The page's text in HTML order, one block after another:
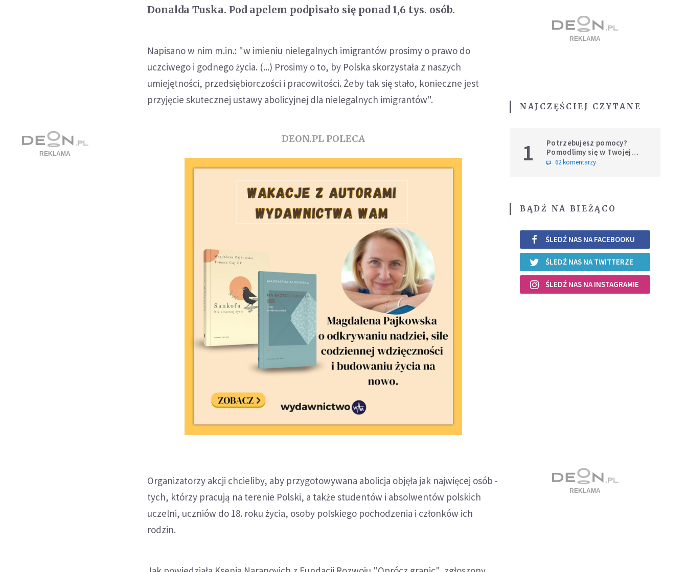
Donalda Tuska. Pod apelem podpisało się ponad 1,6 tys. osób.
Napisano w nim m.in.: "w imieniu nielegalnych imigrantów prosimy o prawo do
uczciwego i godnego życia. (...) Prosimy o to, by Polska skorzystała z naszych
umiejętności, przedsiębiorczości i pracowitości. Żeby tak się stało, konieczne jest
przyjęcie skutecznej ustawy abolicyjnej dla nielegalnych imigrantów".
DEON.PL POLECA
Organizatorzy akcji chcieliby, aby przygotowywana abolicja objęła jak najwięcej osób -
tych, którzy pracują na terenie Polski, a także studentów i absolwentów polskich
uczelni, uczniów do 18. roku życia, osoby polskiego pochodzenia i członków ich
rodzin.
NAJCZĘŚCIEJ CZYTANE
1
Potrzebujesz pomocy?
Pomodlimy się w Twojej
intencji
62 komentarzy
BĄDŹ NA BIEŻĄCO
ŚLEDŹ NAS NA FACEBOOKU
ŚLEDŹ NAS NA TWITTERZE
ŚLEDŹ NAS NA INSTAGRAMIE